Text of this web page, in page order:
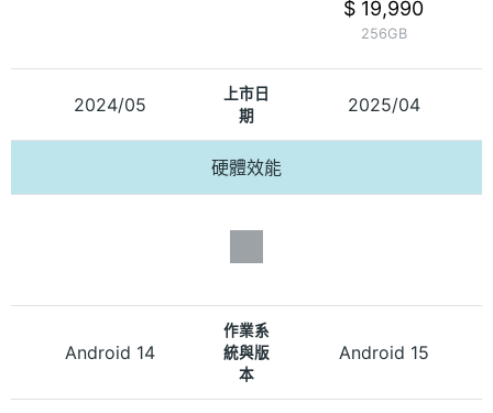
$ 19,990
256GB
2024/05
上市日
期
2025/04
硬體效能
Android 14
作業系
統與版
本
Android 15